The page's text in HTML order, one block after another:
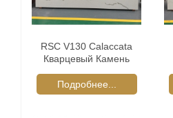
RSC V130 Calaccata
Кварцевый Камень
Плиты
Подробнее...